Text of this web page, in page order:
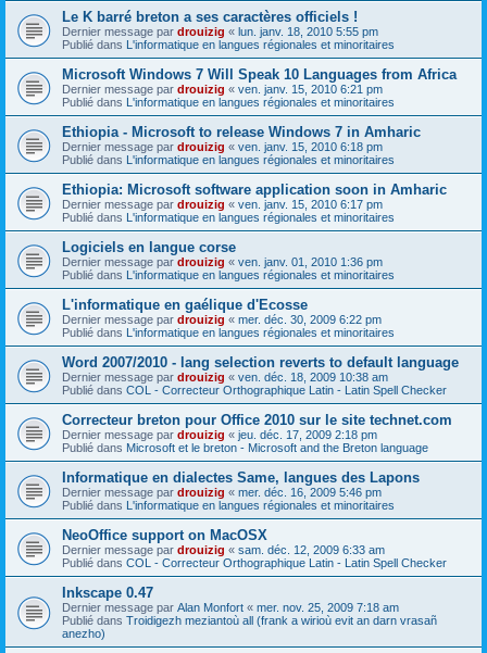
Le K barré breton a ses caractères officiels !
Dernier message par drouizig « lun. janv. 18, 2010 5:55 pm
Publié dans L'informatique en langues régionales et minoritaires
Microsoft Windows 7 Will Speak 10 Languages from Africa
Dernier message par drouizig « ven. janv. 15, 2010 6:21 pm
Publié dans L'informatique en langues régionales et minoritaires
Ethiopia - Microsoft to release Windows 7 in Amharic
Dernier message par drouizig « ven. janv. 15, 2010 6:18 pm
Publié dans L'informatique en langues régionales et minoritaires
Ethiopia: Microsoft software application soon in Amharic
Dernier message par drouizig « ven. janv. 15, 2010 6:17 pm
Publié dans L'informatique en langues régionales et minoritaires
Logiciels en langue corse
Dernier message par drouizig « ven. janv. 01, 2010 1:36 pm
Publié dans L'informatique en langues régionales et minoritaires
L'informatique en gaélique d'Ecosse
Dernier message par drouizig « mer. déc. 30, 2009 6:22 pm
Publié dans L'informatique en langues régionales et minoritaires
Word 2007/2010 - lang selection reverts to default language
Dernier message par drouizig « ven. déc. 18, 2009 10:38 am
Publié dans COL - Correcteur Orthographique Latin - Latin Spell Checker
Correcteur breton pour Office 2010 sur le site technet.com
Dernier message par drouizig « jeu. déc. 17, 2009 2:18 pm
Publié dans Microsoft et le breton - Microsoft and the Breton language
Informatique en dialectes Same, langues des Lapons
Dernier message par drouizig « mer. déc. 16, 2009 5:46 pm
Publié dans L'informatique en langues régionales et minoritaires
NeoOffice support on MacOSX
Dernier message par drouizig « sam. déc. 12, 2009 6:33 am
Publié dans COL - Correcteur Orthographique Latin - Latin Spell Checker
Inkscape 0.47
Dernier message par Alan Monfort « mer. nov. 25, 2009 7:18 am
Publié dans Troidigezh meziantoù all (frank a wirioù evit an darn vrasañ
anezho)